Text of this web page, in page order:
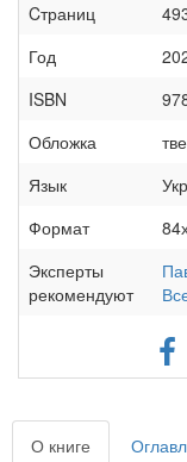
Cтраниц
Год
ISBN
Обложка
Язык
Формат
Эксперты
рекомендуют
О книге